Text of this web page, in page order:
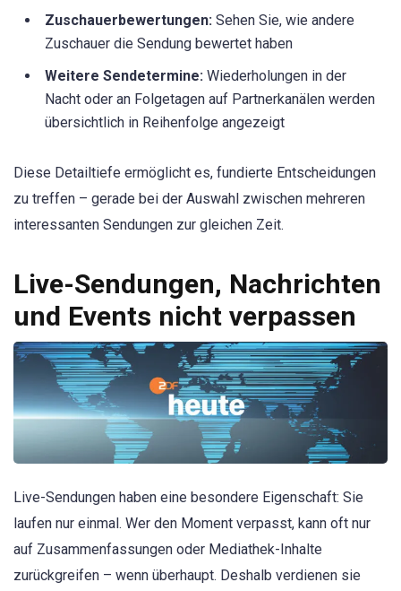
Zuschauerbewertungen: Sehen Sie, wie andere
Zuschauer die Sendung bewertet haben
Weitere Sendetermine: Wiederholungen in der
Nacht oder an Folgetagen auf Partnerkanälen werden
übersichtlich in Reihenfolge angezeigt
Diese Detailtiefe ermöglicht es, fundierte Entscheidungen
zu treffen – gerade bei der Auswahl zwischen mehreren
interessanten Sendungen zur gleichen Zeit.
Live-Sendungen, Nachrichten
und Events nicht verpassen
Live-Sendungen haben eine besondere Eigenschaft: Sie
laufen nur einmal. Wer den Moment verpasst, kann oft nur
auf Zusammenfassungen oder Mediathek-Inhalte
zurückgreifen – wenn überhaupt. Deshalb verdienen sie